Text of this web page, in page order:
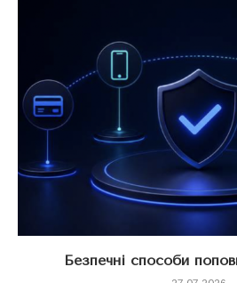
Безпечні способи